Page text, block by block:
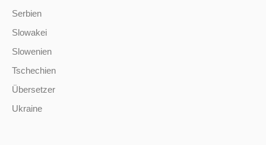
Serbien
Slowakei
Slowenien
Tschechien
Übersetzer
Ukraine